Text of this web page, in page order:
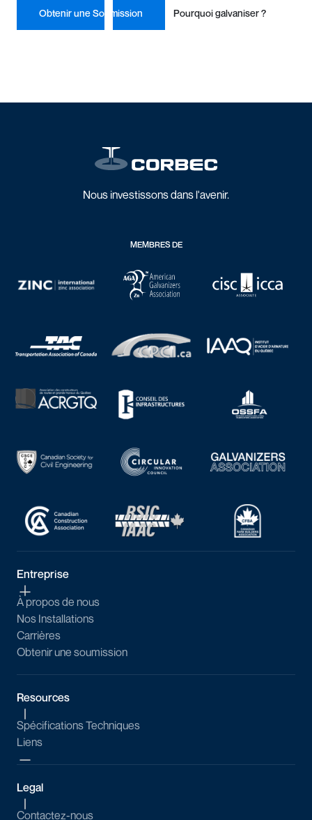
Obtenir une Soumission Pourquoi galvaniser ?
Nous investissons dans l'avenir.
MEMBRES DE
Entreprise
À propos de nous
Nos Installations
Carrières
Obtenir une soumission
Resources
Spécifications Techniques
Liens
Legal
Contactez-nous